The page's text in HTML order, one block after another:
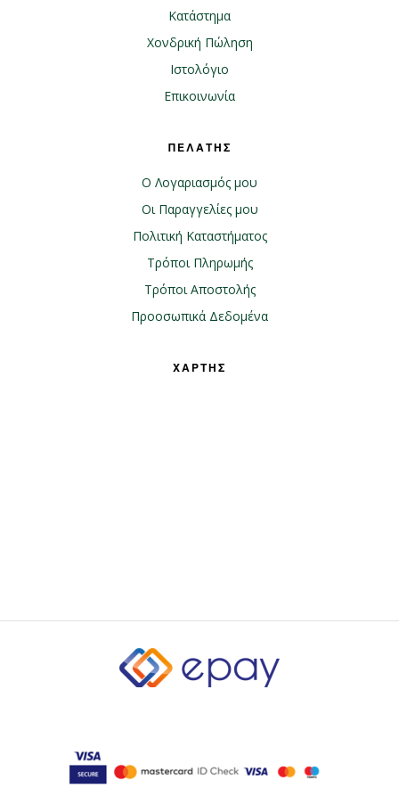
Κατάστημα
Χονδρική Πώληση
Ιστολόγιο
Επικοινωνία
ΠΕΛΑΤΗΣ
Ο Λογαριασμός μου
Οι Παραγγελίες μου
Πολιτική Καταστήματος
Τρόποι Πληρωμής
Τρόποι Αποστολής
Προοσωπικά Δεδομένα
ΧΑΡΤΗΣ